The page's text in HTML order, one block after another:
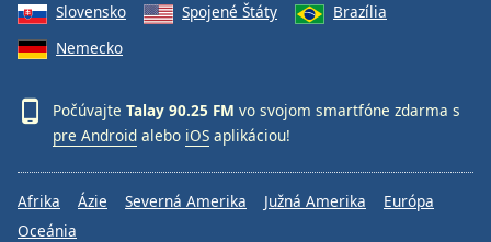
Slovensko
Spojené Štáty
Brazília
Nemecko
Počúvajte Talay 90.25 FM vo svojom smartfóne zdarma s
pre Android alebo iOS aplikáciou!
Afrika Ázie Severná Amerika Južná Amerika
Európa
Oceánia